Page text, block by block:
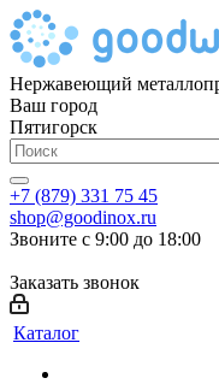
Нержавеющий
Ваш город
Пятигорск
+7 (879) 331 75 45
shop@goodinox.ru
Звоните с 9:00 до 18:00
Заказать звонок
Каталог